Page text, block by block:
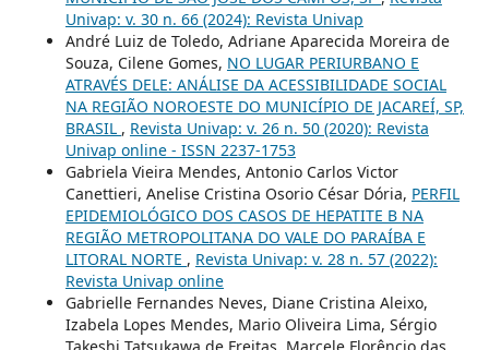
Univap: v. 30 n. 66 (2024): Revista Univap
André Luiz de Toledo, Adriane Aparecida Moreira de
Souza, Cilene Gomes, NO LUGAR PERIURBANO E
ATRAVÉS DELE: ANÁLISE DA ACESSIBILIDADE SOCIAL
NA REGIÃO NOROESTE DO MUNICÍPIO DE JACAREÍ, SP,
BRASIL , Revista Univap: v. 26 n. 50 (2020): Revista
Univap online - ISSN 2237-1753
Gabriela Vieira Mendes, Antonio Carlos Victor
Canettieri, Anelise Cristina Osorio César Dória, PERFIL
EPIDEMIOLÓGICO DOS CASOS DE HEPATITE B NA
REGIÃO METROPOLITANA DO VALE DO PARAÍBA E
LITORAL NORTE , Revista Univap: v. 28 n. 57 (2022):
Revista Univap online
Gabrielle Fernandes Neves, Diane Cristina Aleixo,
Izabela Lopes Mendes, Mario Oliveira Lima, Sérgio